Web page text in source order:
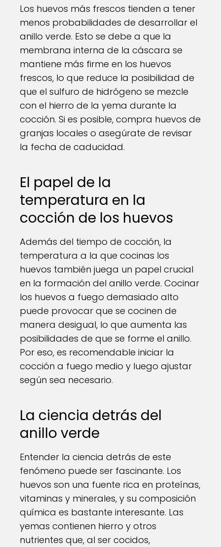
Los huevos más frescos tienden a tener
menos probabilidades de desarrollar el
anillo verde. Esto se debe a que la
membrana interna de la cáscara se
mantiene más firme en los huevos
frescos, lo que reduce la posibilidad de
que el sulfuro de hidrógeno se mezcle
con el hierro de la yema durante la
cocción. Si es posible, compra huevos de
granjas locales o asegúrate de revisar
la fecha de caducidad.
El papel de la
temperatura en la
cocción de los huevos
Además del tiempo de cocción, la
temperatura a la que cocinas los
huevos también juega un papel crucial
en la formación del anillo verde. Cocinar
los huevos a fuego demasiado alto
puede provocar que se cocinen de
manera desigual, lo que aumenta las
posibilidades de que se forme el anillo.
Por eso, es recomendable iniciar la
cocción a fuego medio y luego ajustar
según sea necesario.
La ciencia detrás del
anillo verde
Entender la ciencia detrás de este
fenómeno puede ser fascinante. Los
huevos son una fuente rica en proteínas,
vitaminas y minerales, y su composición
química es bastante interesante. Las
yemas contienen hierro y otros
nutrientes que, al ser cocidos,